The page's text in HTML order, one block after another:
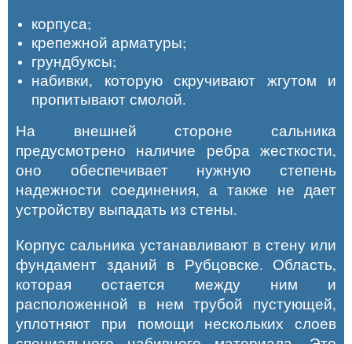
корпуса;
крепежной арматуры;
грундбуксы;
набивки, которую скручивают жгутом и
пропитывают смолой.
На внешней стороне сальника
предусмотрено наличие ребра жесткости,
оно обеспечивает нужную степень
надежности соединения, а также не дает
устройству выпадать из стены.
Корпус сальника устанавливают в стену или
фундамент зданий в Рубцовске. Область,
которая остается между ним и
расположенной в нем трубой пустующей,
уплотняют при помощи нескольких слоев